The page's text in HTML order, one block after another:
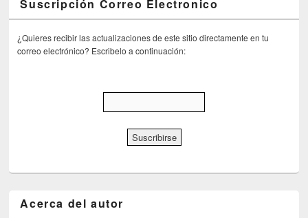
Suscripción Correo Electronico
¿Quieres recibir las actualizaciones de este sitio directamente en tu
correo electrónico? Escribelo a continuación:
Acerca del autor